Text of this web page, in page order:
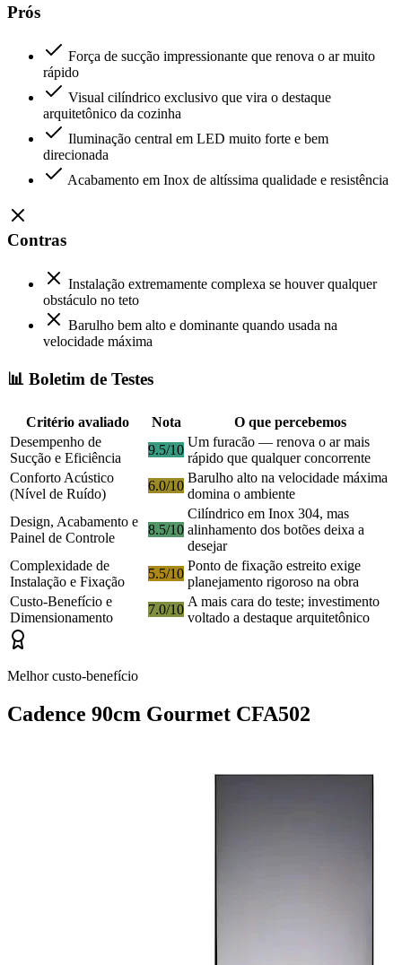
Prós
Força de sucção impressionante que renova o ar muito
rápido
Visual cilíndrico exclusivo que vira o destaque
arquitetônico da cozinha
Iluminação central em LED muito forte e bem
direcionada
Acabamento em Inox de altíssima qualidade e resistência
Contras
Instalação extremamente complexa se houver qualquer
obstáculo no teto
Barulho bem alto e dominante quando usada na
velocidade máxima
📊 Boletim de Testes
Critério avaliado Nota
O que percebemos
Desempenho de
Sucção e Eficiência
9.5/10
Um furacão — renova o ar mais
rápido que qualquer concorrente
Conforto Acústico
(Nível de Ruído)
6.0/10
Barulho alto na velocidade máxima
domina o ambiente
Design, Acabamento e
Painel de Controle
8.5/10
Cilíndrico em Inox 304, mas
alinhamento dos botões deixa a
desejar
Complexidade de
Instalação e Fixação
5.5/10
Ponto de fixação estreito exige
planejamento rigoroso na obra
Custo-Benefício e
Dimensionamento
7.0/10
A mais cara do teste; investimento
voltado a destaque arquitetônico
Melhor custo-benefício
Cadence 90cm Gourmet CFA502